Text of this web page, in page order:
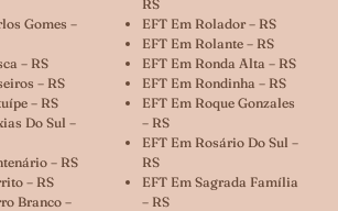
Gomes –
– RS
– RS
– RS
Do Sul –
– RS
– RS
Branco –
RS
EFT Em Rolador – RS
EFT Em Rolante – RS
EFT Em Ronda Alta – RS
EFT Em Rondinha – RS
EFT Em Roque Gonzales
– RS
EFT Em Rosário Do Sul –
RS
EFT Em Sagrada Família
– RS